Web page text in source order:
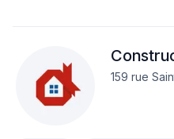
sol, Tapis, Teinture de
vos espaces à Bas St-
d'une approche
pour garantir des résultats
159 rue